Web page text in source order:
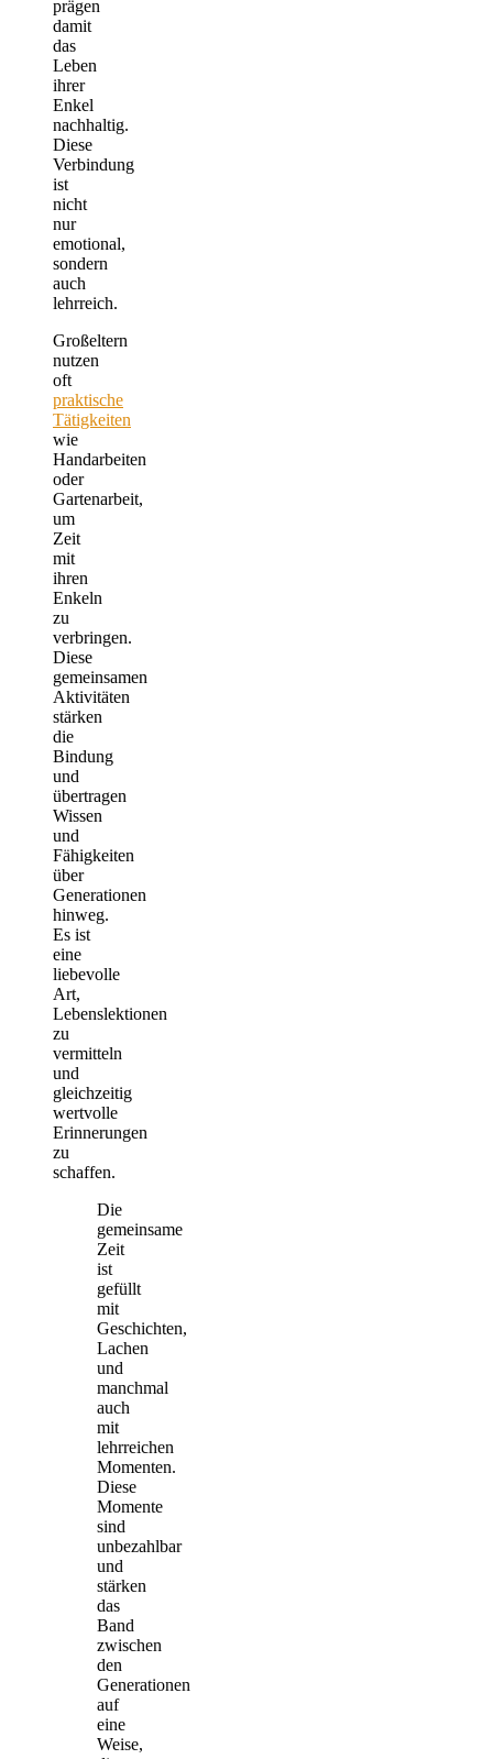
prägen
damit
das
Leben
ihrer
Enkel
nachhaltig.
Diese
Verbindung
ist
nicht
nur
emotional,
sondern
auch
lehrreich.
Großeltern
nutzen
oft
praktische
Tätigkeiten
wie
Handarbeiten
oder
Gartenarbeit,
um
Zeit
mit
ihren
Enkeln
zu
verbringen.
Diese
gemeinsamen
Aktivitäten
stärken
die
Bindung
und
übertragen
Wissen
und
Fähigkeiten
über
Generationen
hinweg.
Es ist
eine
liebevolle
Art,
Lebenslektionen
zu
vermitteln
und
gleichzeitig
wertvolle
Erinnerungen
zu
schaffen.
Die
gemeinsame
Zeit
ist
gefüllt
mit
Geschichten,
Lachen
und
manchmal
auch
mit
lehrreichen
Momenten.
Diese
Momente
sind
unbezahlbar
und
stärken
das
Band
zwischen
den
Generationen
auf
eine
Weise,